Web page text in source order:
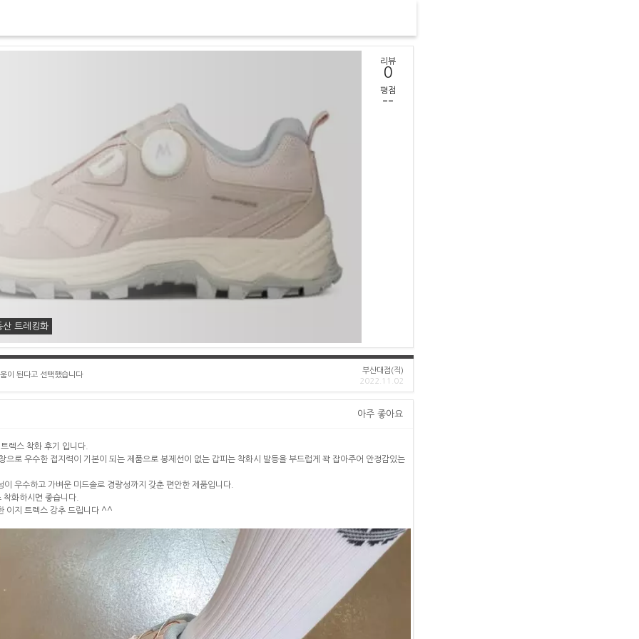
산 트레킹화
리뷰
0
평점
--
이 된다고 선택했습니다
부산대점(직)
2022.11.02
아주 좋아요
렉스 착화 후기 입니다.
으로 우수한 접지력이 기본이 되는 제품으로 봉제선이 없는 갑피는 착화시 발등을 부드럽게 꽉 잡아주어 안정감있는
이 우수하고 가벼운 미드솔로 경량성까지 갖춘 편안한 제품입니다.
화하시면 좋습니다.
이지 트렉스 강추 드립니다 ^^